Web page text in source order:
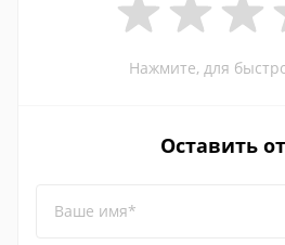
Нажмите, для
Оставить
Ваше имя*